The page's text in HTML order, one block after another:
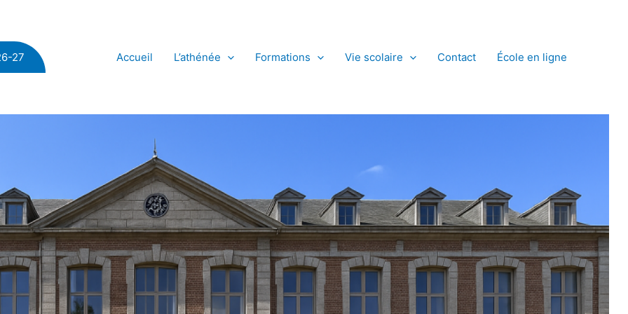
27
Accueil L’athénée Formations Vie scolaire Contact École en ligne